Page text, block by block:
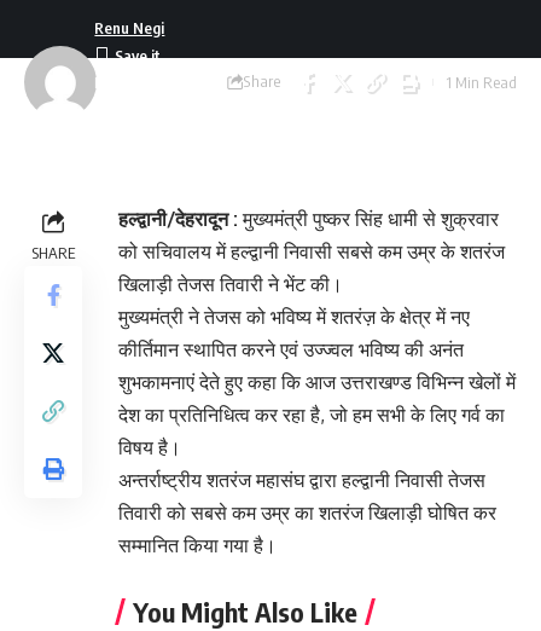
Last updated:
Renu Negi
Share 1 Min Read
SHARE
हल्द्वानी/देहरादून : मुख्यमंत्री पुष्कर सिंह धामी से शुक्रवार
को सचिवालय में हल्द्वानी निवासी सबसे कम उम्र के शतरंज
खिलाड़ी तेजस तिवारी ने भेंट की।
मुख्यमंत्री ने तेजस को भविष्य में शतरंज़ के क्षेत्र में नए
कीर्तिमान स्थापित करने एवं उज्ज्वल भविष्य की अनंत
शुभकामनाएं देते हुए कहा कि आज उत्तराखण्ड विभिन्न खेलों में
देश का प्रतिनिधित्व कर रहा है, जो हम सभी के लिए गर्व का
विषय है।
अन्तर्राष्ट्रीय शतरंज महासंघ द्वारा हल्द्वानी निवासी तेजस
तिवारी को सबसे कम उम्र का शतरंज खिलाड़ी घोषित कर
सम्मानित किया गया है।
You Might Also Like